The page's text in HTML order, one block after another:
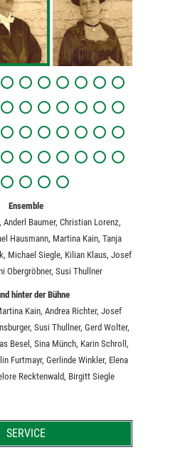
Ensemble
Baumer, Christian Lorenz,
Hausmann, Martina Kain, Tanja
Michael Siegle, Kilian Klaus, Josef
Obergröbner, Susi Thullner
hinter der Bühne
Kain, Andrea Richter, Josef
Susi Thullner, Gerd Wolter,
Besel, Sina Münch, Karin Schroll,
Furtmayr, Gerlinde Winkler, Elena
Recktenwald, Birgitt Siegle
SERVICE